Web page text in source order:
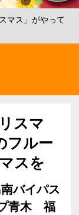
マス」がやって
スマ
フルー
スを
バイパス
青木 福